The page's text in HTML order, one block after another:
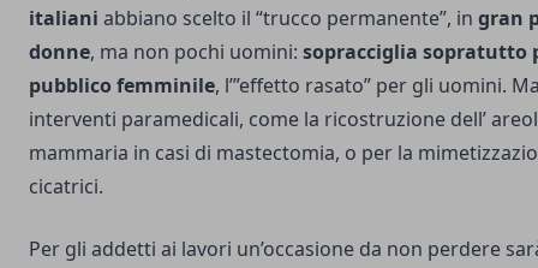
italiani abbiano scelto il “trucco permanente”, in gran
donne, ma non pochi uomini: sopracciglia sopratutto
pubblico femminile, l’”effetto rasato” per gli uomini.
interventi paramedicali, come la ricostruzione dell’
mammaria in casi di mastectomia, o per la
cicatrici.
Per gli addetti ai lavori un’occasione da non perdere